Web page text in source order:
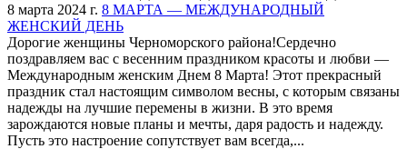
8 марта 2024 г. 8 МАРТА — МЕЖДУНАРОДНЫЙ
ЖЕНСКИЙ ДЕНЬ
Дорогие женщины Черноморского района!Сердечно
поздравляем вас с весенним праздником красоты и любви —
Международным женским Днем 8 Марта! Этот прекрасный
праздник стал настоящим символом весны, с которым связаны
надежды на лучшие перемены в жизни. В это время
зарождаются новые планы и мечты, даря радость и надежду.
Пусть это настроение сопутствует вам всегда,...